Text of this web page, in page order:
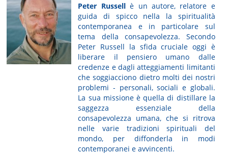
Peter Russellè un autore, relatore e
guida di spicco nella la spiritualità
contemporanea e in particolare sul
tema della consapevolezza. Secondo
Peter Russell la sfida cruciale oggi è
liberare il pensiero umano dalle
credenze e dagli atteggiamenti limitanti
che soggiacciono dietro molti dei nostri
problemi - personali, sociali e globali.
La sua missione è quella di distillare la
saggezza essenziale della
consapevolezza umana, che si ritrova
nelle varie tradizioni spirituali del
mondo, per diffonderla in modi
contemporanei e avvincenti.